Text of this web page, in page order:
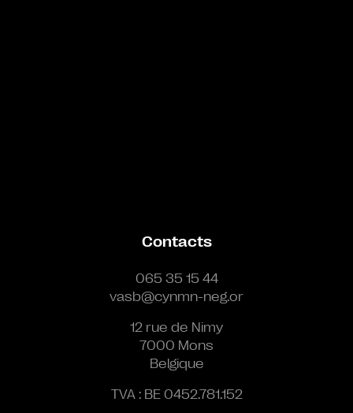
Contacts
065 35 15 44
vasb@cynmn-neg.or
12 rue de Nimy
7000 Mons
Belgique
TVA : BE 0452.781.152